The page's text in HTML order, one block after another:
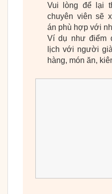
Vui lòng để lại
chuyên viên sẽ
án phù hợp với
Ví dụ như điểm
lịch với người
hàng, món ăn,